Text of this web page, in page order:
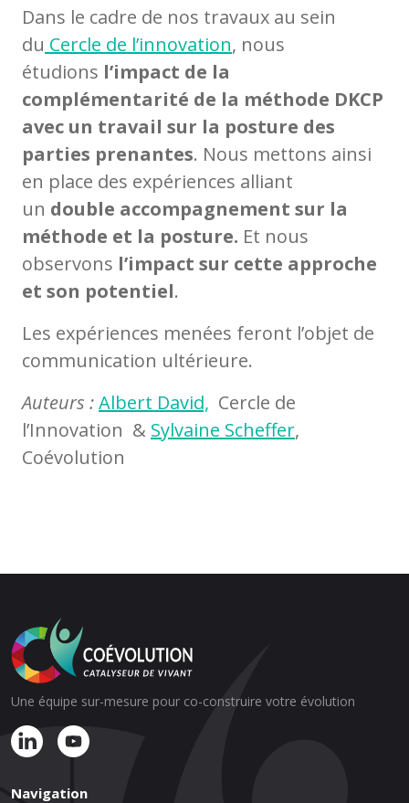
Dans le cadre de nos travaux au sein
du Cercle de l’innovation, nous
étudions l’impact de la
complémentarité de la méthode DKCP
avec un travail sur la posture des
parties prenantes. Nous mettons ainsi
en place des expériences alliant
un double accompagnement sur la
méthode et la posture. Et nous
observons l’impact sur cette approche
et son potentiel.
Les expériences menées feront l’objet de
communication ultérieure.
Auteurs :Albert David, Cercle de
l’Innovation & Sylvaine Scheffer,
Coévolution
Une équipe sur-mesure pour co-construire votre évolution
Navigation